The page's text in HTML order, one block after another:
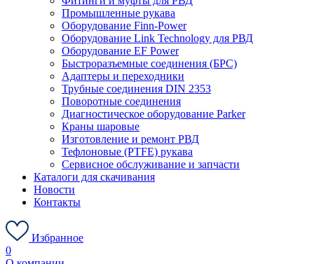
Промышленные рукава
Оборудование Finn-Power
Оборудование Link Technology для РВД
Оборудование EF Power
Быстроразъемные соединения (БРС)
Адаптеры и переходники
Трубные соединения DIN 2353
Поворотные соединения
Диагностическое оборудование Parker
Краны шаровые
Изготовление и ремонт РВД
Тефлоновые (PTFE) рукава
Сервисное обслуживание и запчасти
Каталоги для скачивания
Новости
Контакты
Избранное
0